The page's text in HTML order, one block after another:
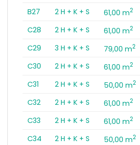
B27
2 H + K + S 61,00 m2
C28
2 H + K + S 61,00 m2
C29
3 H + K + S 79,00 m2
C30
2 H + K + S 61,00 m2
C31
2 H + K + S 50,00 m2
C32
2 H + K + S 61,00 m2
C33
2 H + K + S 61,00 m2
C34
2 H + K + S 50,00 m2